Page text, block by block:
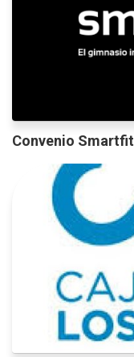
Convenio Smartfit